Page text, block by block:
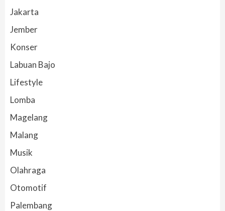
Jakarta
Jember
Konser
Labuan Bajo
Lifestyle
Lomba
Magelang
Malang
Musik
Olahraga
Otomotif
Palembang